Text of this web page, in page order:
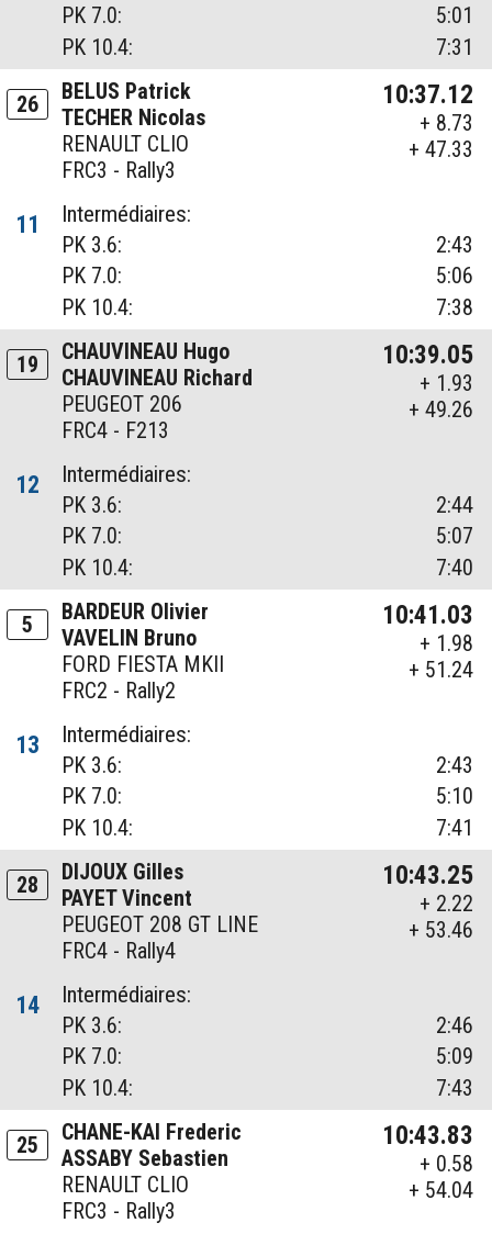
PK 7.0:
5:01
PK 10.4:
7:31
26
BELUS Patrick
TECHER Nicolas
RENAULT CLIO
FRC3 - Rally3
10:37.12
+ 8.73
+ 47.33
11
Intermédiaires:
PK 3.6:
2:43
PK 7.0:
5:06
PK 10.4:
7:38
19
CHAUVINEAU Hugo
CHAUVINEAU Richard
PEUGEOT 206
FRC4 - F213
10:39.05
+ 1.93
+ 49.26
12
Intermédiaires:
PK 3.6:
2:44
PK 7.0:
5:07
PK 10.4:
7:40
5
BARDEUR Olivier
VAVELIN Bruno
FORD FIESTA MKII
FRC2 - Rally2
10:41.03
+ 1.98
+ 51.24
13
Intermédiaires:
PK 3.6:
2:43
PK 7.0:
5:10
PK 10.4:
7:41
28
DIJOUX Gilles
PAYET Vincent
PEUGEOT 208 GT LINE
FRC4 - Rally4
10:43.25
+ 2.22
+ 53.46
14
Intermédiaires:
PK 3.6:
2:46
PK 7.0:
5:09
PK 10.4:
7:43
25
CHANE-KAI Frederic
ASSABY Sebastien
RENAULT CLIO
FRC3 - Rally3
10:43.83
+ 0.58
+ 54.04